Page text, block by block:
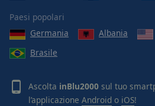
Paesi popolari
Germania
Albania
Brasile
Ascolta inBlu2000 sul tuo
l’applicazione Android o iOS!